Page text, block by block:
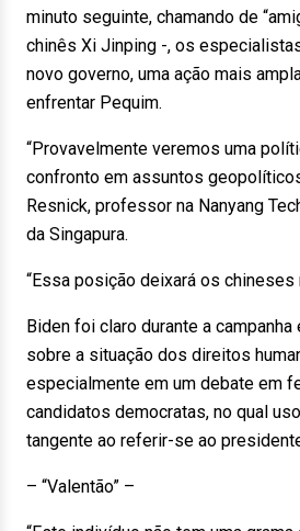
minuto seguinte, chamando de
chinês Xi Jinping -, os
novo governo, uma ação mais
enfrentar Pequim.
“Provavelmente veremos uma
confronto em assuntos
Resnick, professor na Nanyang
da Singapura.
“Essa posição deixará os chineses
Biden foi claro durante a
sobre a situação dos direitos
especialmente em um debate em
candidatos democratas, no qual
tangente ao referir-se ao
– “Valentão” –